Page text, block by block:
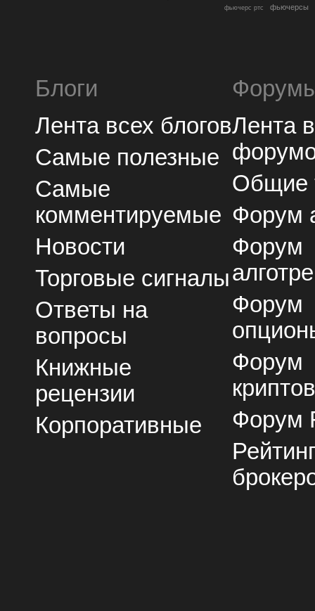
фьючерс ртс фьючерсы
Блоги
Лента всех блогов
Самые полезные
Самые
комментируемые
Новости
Торговые сигналы
Ответы на
вопросы
Книжные
рецензии
Корпоративные
Лента
Общие
Форум
Форум
Форум
Форум
Форум